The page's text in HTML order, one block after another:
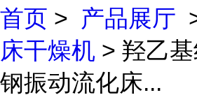
首页 > 产品展厅
床干燥机 > 羟乙
钢振动流化床...